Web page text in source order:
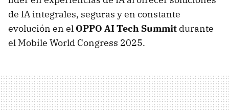
de IA integrales, seguras y en constante
evolución en el OPPO AI Tech Summit durante
el Mobile World Congress 2025.